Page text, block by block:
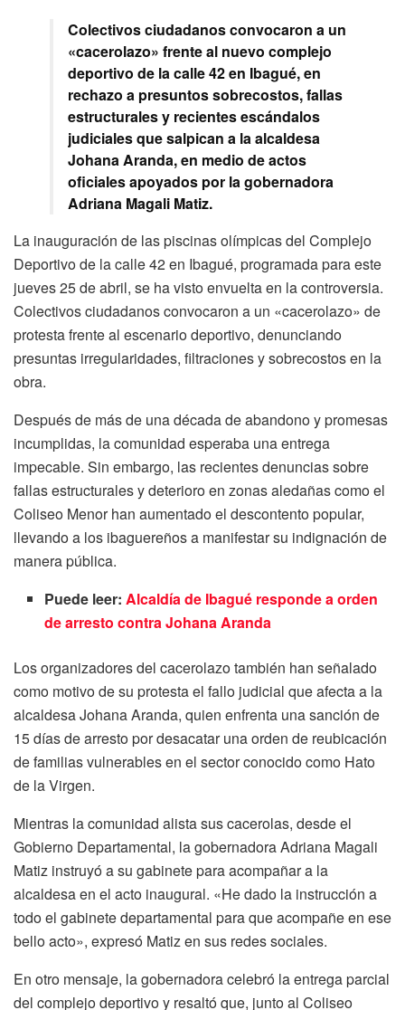
Colectivos ciudadanos convocaron a un
«cacerolazo» frente al nuevo complejo
deportivo de la calle 42 en Ibagué, en
rechazo a presuntos sobrecostos, fallas
estructurales y recientes escándalos
judiciales que salpican a la alcaldesa
Johana Aranda, en medio de actos
oficiales apoyados por la gobernadora
Adriana Magali Matiz.
La inauguración de las piscinas olímpicas del Complejo
Deportivo de la calle 42 en Ibagué, programada para este
jueves 25 de abril, se ha visto envuelta en la controversia.
Colectivos ciudadanos convocaron a un «cacerolazo» de
protesta frente al escenario deportivo, denunciando
presuntas irregularidades, filtraciones y sobrecostos en la
obra.
Después de más de una década de abandono y promesas
incumplidas, la comunidad esperaba una entrega
impecable. Sin embargo, las recientes denuncias sobre
fallas estructurales y deterioro en zonas aledañas como el
Coliseo Menor han aumentado el descontento popular,
llevando a los ibaguereños a manifestar su indignación de
manera pública.
Puede leer:Alcaldía de Ibagué responde a orden
de arresto contra Johana Aranda
Los organizadores del cacerolazo también han señalado
como motivo de su protesta el fallo judicial que afecta a la
alcaldesa Johana Aranda, quien enfrenta una sanción de
15 días de arresto por desacatar una orden de reubicación
de familias vulnerables en el sector conocido como Hato
de la Virgen.
Mientras la comunidad alista sus cacerolas, desde el
Gobierno Departamental, la gobernadora Adriana Magali
Matiz instruyó a su gabinete para acompañar a la
alcaldesa en el acto inaugural. «He dado la instrucción a
todo el gabinete departamental para que acompañe en ese
bello acto», expresó Matiz en sus redes sociales.
En otro mensaje, la gobernadora celebró la entrega parcial
del complejo deportivo y resaltó que, junto al Coliseo